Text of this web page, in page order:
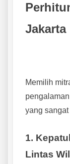
Jakarta
Memilih
yang sangat
1.
Lintas